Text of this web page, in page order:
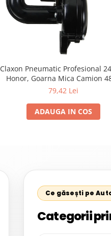
Claxon Pneumatic Profesional
Honor, Goarna Mica Camion
135dB, pentru Scania, Volvo, DAF,
79,42 Lei
ADAUGA IN COS
Ce găsești pe
Categorii